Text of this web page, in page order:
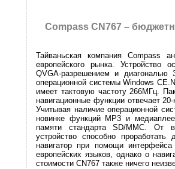
Compass CN767 –
Тайваньская компания Compass
европейского рынка. Устройство
QVGA-разрешением и диагональю
операционной системы Windows
имеет тактовую частоту 266МГц.
навигационные функции отвечает
Учитывая наличие операционной
новинке функций MP3 и
памяти стандарта SD/MMC. От
устройство способно
навигатор при помощи
европейских языков, однако о
стоимости CN767 также ничего